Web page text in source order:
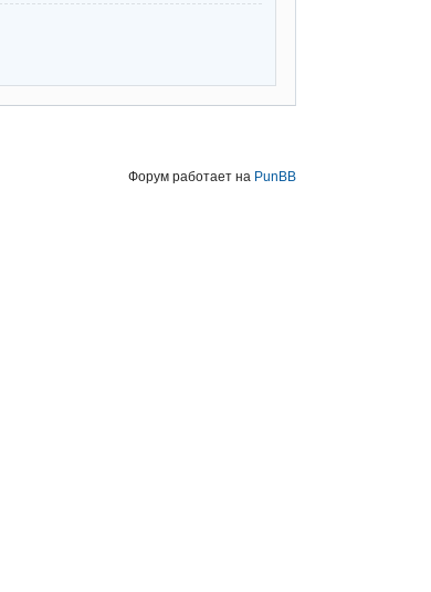
Форум работает на PunBB